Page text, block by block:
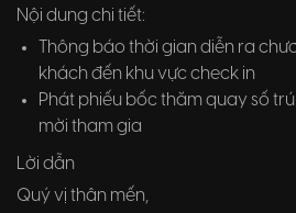
Nội dung chi tiết:
Thông báo thời gian diễn ra
khách đến khu vực check in
Phát phiếu bốc thăm quay số
mời tham gia
Lời dẫn
Quý vị thân mến,